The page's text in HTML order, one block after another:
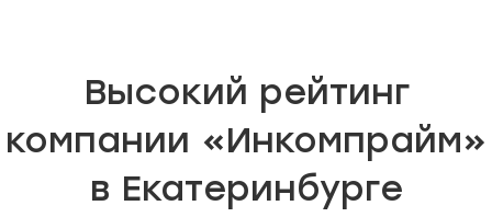
Высокий рейтинг
компании «Инкомпрайм»
в Екатеринбурге